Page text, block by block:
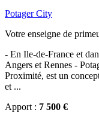
Potager City
Votre enseigne de
- En Ile-de-France et
Angers et Rennes -
Proximité, est un
et ...
Apport : 7 500 €